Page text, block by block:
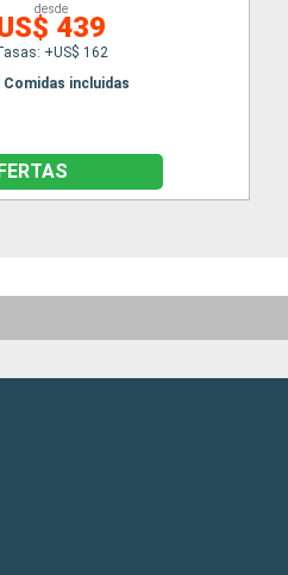
desde
439
+US$ 162
Comidas incluidas